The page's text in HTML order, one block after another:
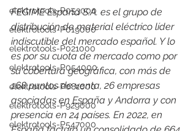
elektrotools-P053000
elektrotools-P019000
elektrotools-P021000
elektrotools-P054000
elektrotools-P081000
elektrotools-P929000
elektrotools-P547000
FEGIME España S.A. es el grupo de
distribución de material eléctrico líder
indiscutible del mercado español. Y lo
es por su cuota de mercado como por
su cobertura geográfica, con más de
168 puntos de venta, 26 empresas
asociadas en España y Andorra y con
presencia en 24 países. En 2022, en